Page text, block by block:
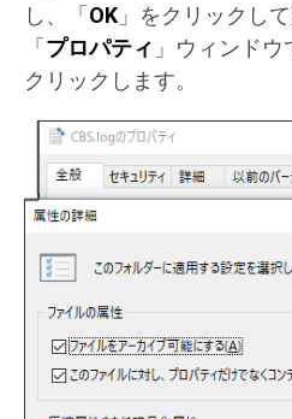
し、「OK 」をクリックし
「プロパティ 」ウィンドウ
クリックします。